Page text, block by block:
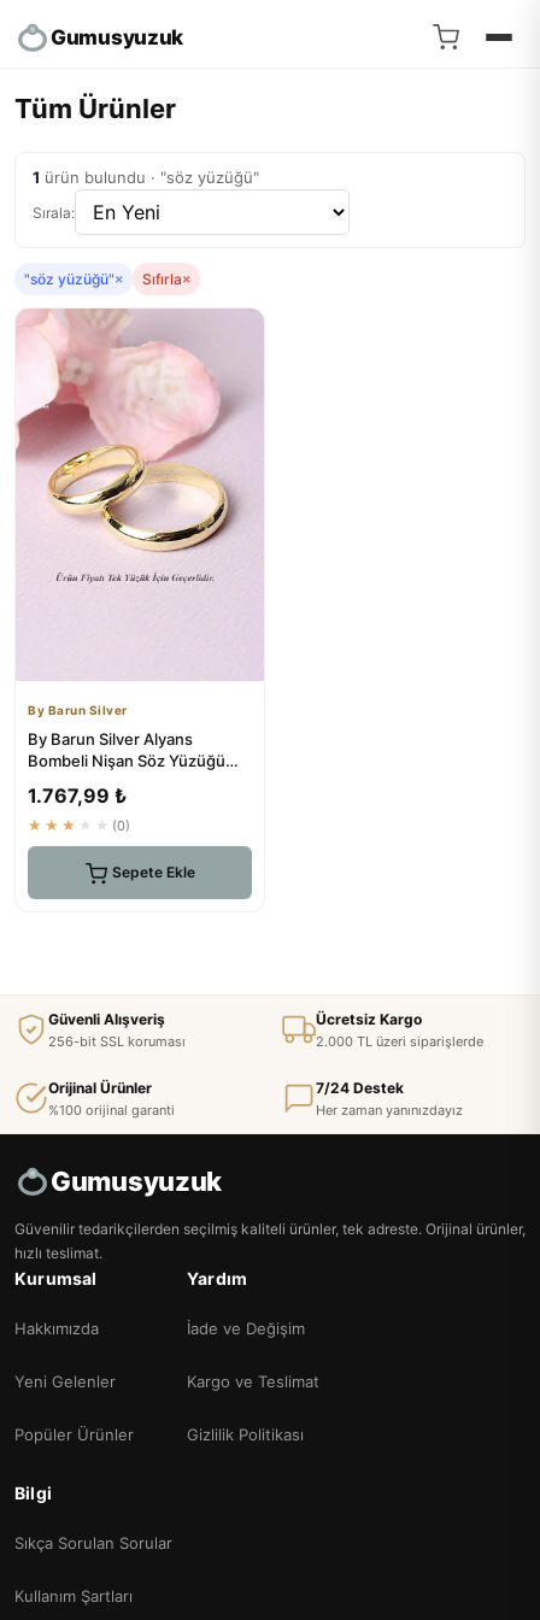
Gumusyuzuk
Tüm Ürünler
1 ürün bulundu · "söz yüzüğü"
Sırala:
"söz yüzüğü"× Sıfırla×
By Barun Silver
By Barun Silver Alyans
Bombeli Nişan Söz Yüzüğü
Al...
1.767,99 ₺
★★★★★ (0)
Sepete Ekle
Güvenli Alışveriş
256-bit SSL koruması
Ücretsiz Kargo
2.000 TL üzeri siparişlerde
Orijinal Ürünler
%100 orijinal garanti
7/24 Destek
Her zaman yanınızdayız
Gumusyuzuk
Güvenilir tedarikçilerden seçilmiş kaliteli ürünler, tek adreste. Orijinal ürünler,
hızlı teslimat.
Kurumsal
Hakkımızda
Yeni Gelenler
Popüler Ürünler
Yardım
İade ve Değişim
Kargo ve Teslimat
Gizlilik Politikası
Bilgi
Sıkça Sorulan Sorular
Kullanım Şartları